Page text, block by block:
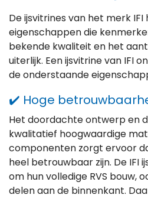
De ijsvitrines van het merk
eigenschappen die
bekende kwaliteit en het
uiterlijk. Een ijsvitrine van IFI
de onderstaande
✔️ Hoge
Het doordachte ontwerp en
kwalitatief hoogwaardige
componenten zorgt ervoor
heel betrouwbaar zijn. De IFI
om hun volledige RVS bouw,
delen aan de binnenkant.